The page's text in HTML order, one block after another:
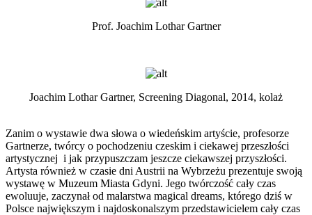
Prof. Joachim Lothar Gartner
Joachim Lothar Gartner, Screening Diagonal, 2014, kolaż
Zanim o wystawie dwa słowa o wiedeńskim artyście, profesorze
Gartnerze, twórcy o pochodzeniu czeskim i ciekawej przeszłości
artystycznej i jak przypuszczam jeszcze ciekawszej przyszłości.
Artysta również w czasie dni Austrii na Wybrzeżu prezentuje swoją
wystawę w Muzeum Miasta Gdyni. Jego twórczość cały czas
ewoluuje, zaczynał od malarstwa magical dreams, którego dziś w
Polsce największym i najdoskonalszym przedstawicielem cały czas